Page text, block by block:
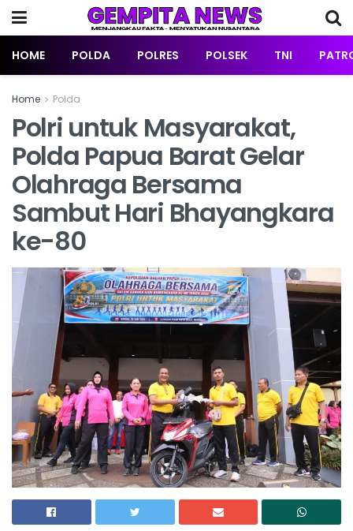
HOME POLDA POLRES POLSEK TNI
Home Polda
Polri untuk Masyarakat,
Polda Papua Barat Gelar
Olahraga Bersama
Sambut Hari Bhayangkara
ke-80